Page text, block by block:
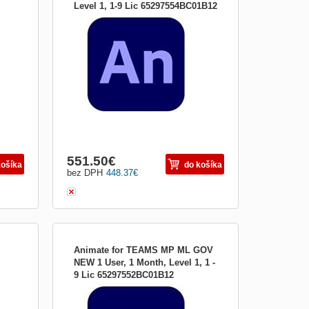
Level 1, 1-9 Lic 65297554BC01B12
Nová éra animácie Získajte Animate ako
súčasť aplikácie Adobe Creative Animujte
všetko, čo vás napadne Vytvárajte
interaktívne animácie pre hry, televízne
programy a web. Presuňte kreslené
postavičky a reklamné prúžky. Vytvárajte
animované obrázky a av...
448.37€
bez DPH
551.50€ do košíka
Animate for TEAMS MP ML GOV
NEW 1 User, 1 Month, Level 1, 1 -
9 Lic 65297552BC01B12
Nová éra animácie Získajte Animate ako
súčasť aplikácie Adobe Creative Animujte
všetko, čo vás napadne Vytvárajte